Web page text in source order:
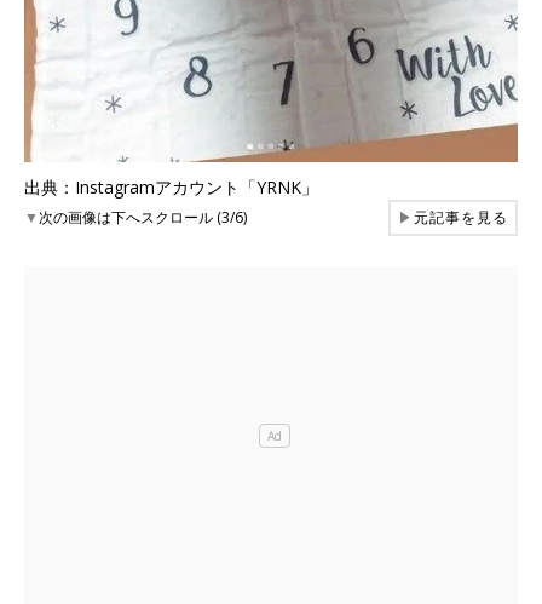
出典：Instagramアカウント「YRNK」
▼次の画像は下へスクロール (3/6) ▶元記事を見る